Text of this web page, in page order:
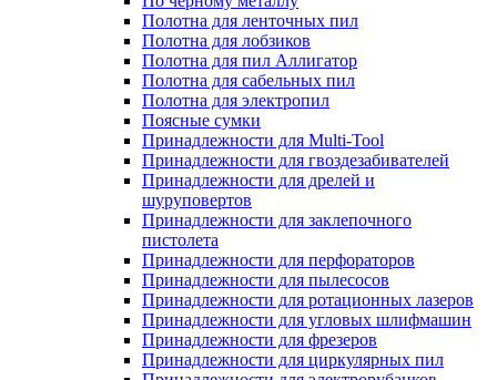
Полотна для ленточных пил
Полотна для лобзиков
Полотна для пил Аллигатор
Полотна для сабельных пил
Полотна для электропил
Поясные сумки
Принадлежности для Multi-Tool
Принадлежности для гвоздезабивателей
Принадлежности для дрелей и
шуруповертов
Принадлежности для заклепочного
пистолета
Принадлежности для перфораторов
Принадлежности для пылесосов
Принадлежности для ротационных лазеров
Принадлежности для угловых шлифмашин
Принадлежности для фрезеров
Принадлежности для циркулярных пил